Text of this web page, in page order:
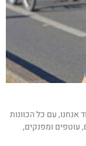
אנחנו, עם כל הכוונות
עוטפים ומפנקים,